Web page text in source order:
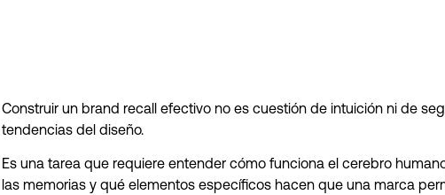
Construir un brand recall efectivo no es cuestión de intuición ni de
tendencias del diseño.
Es una tarea que requiere entender cómo funciona el cerebro
las memorias y qué elementos específicos hacen que una marca